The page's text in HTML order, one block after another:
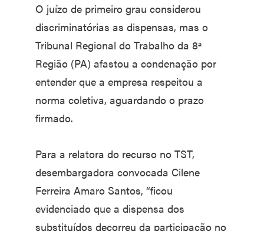
O juízo de primeiro grau considerou
discriminatórias as dispensas, mas o
Tribunal Regional do Trabalho da 8ª
Região (PA) afastou a condenação por
entender que a empresa respeitou a
norma coletiva, aguardando o prazo
firmado.
Para a relatora do recurso no TST,
desembargadora convocada Cilene
Ferreira Amaro Santos, “ficou
evidenciado que a dispensa dos
substituídos decorreu da participação no